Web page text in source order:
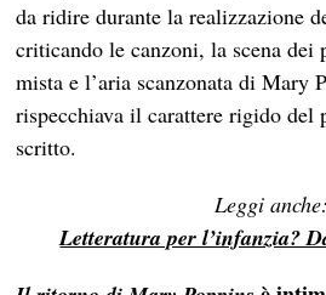
da ridire durante la realizzazione
criticando le canzoni, la scena
mista e l’aria scanzonata di Mary
rispecchiava il carattere rigido del
scritto.
Leggi anche:
Letteratura per l’infanzia?